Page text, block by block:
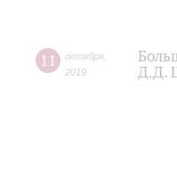
11 октября
2019
Д.Д.